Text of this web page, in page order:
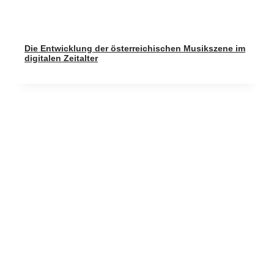
Die Entwicklung der österreichischen Musikszene im
digitalen Zeitalter